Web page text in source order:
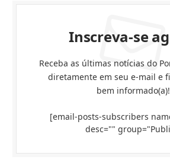
Inscreva-se
Receba as últimas notícias do
diretamente em seu e-mail e
bem informado(a)!
[email-posts-subscribers
desc=""